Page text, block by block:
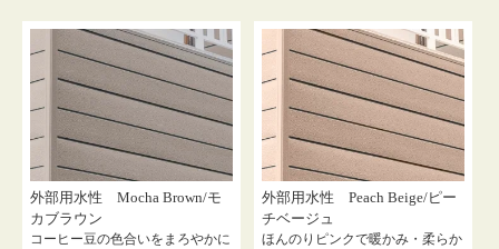
外部用水性 Mocha Brown/モ
カブラウン
コーヒー豆の色合いをまろやかに
外部用水性 Peach Beige/ピー
チベージュ
ほんのりピンクで暖かみ・柔らか